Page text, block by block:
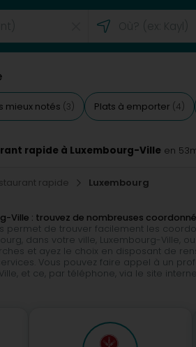
mieux notés (3) Plats à emporter (4)
rapide à Luxembourg-Ville en
rapide Luxembourg
Ville : trouvez de nombreuses
permet de trouver facilement les
dans votre ville, Luxembourg-Ville,
et ayez le choix en disposant de
Vous pouvez faire appel à un
et ce, par téléphone, via le site